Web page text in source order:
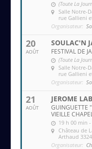
(Toute La
Salle Notre-
rue Gallieni
Organisateur:
20
AOÛT
SOULAC'N
FESTIVAL DE
(Toute La
Salle Notre-
rue Gallieni
Organisateur:
21
AOÛT
JEROME
GUINGUETTE
VIEILLE
19 h 00 min
Château de
Arthaud
Organisateur: